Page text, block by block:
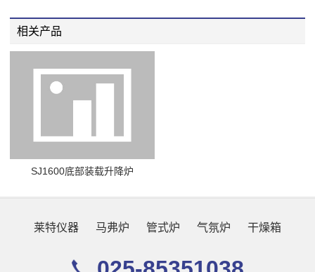
相关产品
SJ1600底部装载升降炉
莱特仪器 马弗炉 管式炉 气氛炉 干燥箱